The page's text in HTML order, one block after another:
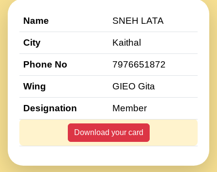
Name SNEH LATA
City Kaithal
Phone No 7976651872
Wing GIEO Gita
Designation Member
Download your card